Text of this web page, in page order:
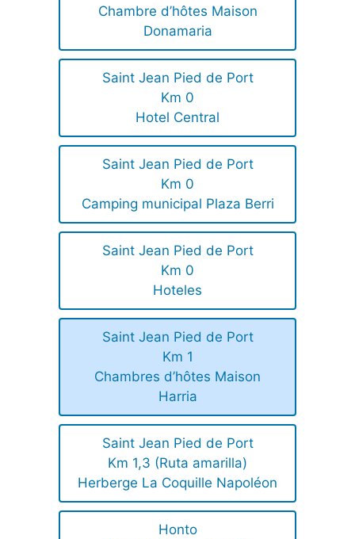
Chambre d’hôtes Maison
Donamaria
Saint Jean Pied de Port
Km 0
Hotel Central
Saint Jean Pied de Port
Km 0
Camping municipal Plaza Berri
Saint Jean Pied de Port
Km 0
Hoteles
Saint Jean Pied de Port
Km 1
Chambres d’hôtes Maison
Harria
Saint Jean Pied de Port
Km 1,3 (Ruta amarilla)
Herberge La Coquille Napoléon
Honto